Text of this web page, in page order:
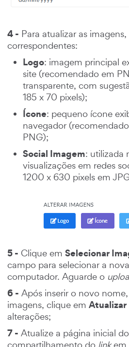
4 - Para atualizar as
correspondentes:
Logo: imagem principal
site (recomendado em
transparente, com
185 x 70 pixels);
Ícone: pequeno ícone
navegador
PNG);
Social Imagem: utilizada
visualizações em redes
1200 x 630 pixels em
5 - Clique em Selecionar
campo para selecionar a
computador. Aguarde o
6 - Após inserir o novo
imagens, clique em Atualizar
alterações;
7 - Atualize a página inicial
compartilhamento do linkem